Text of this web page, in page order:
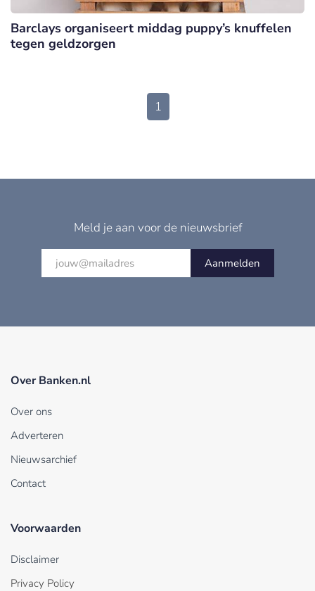
Barclays organiseert middag puppy’s knuffelen
tegen geldzorgen
1
Meld je aan voor de nieuwsbrief
Aanmelden
Over Banken.nl
Over ons
Adverteren
Nieuwsarchief
Contact
Voorwaarden
Disclaimer
Privacy Policy